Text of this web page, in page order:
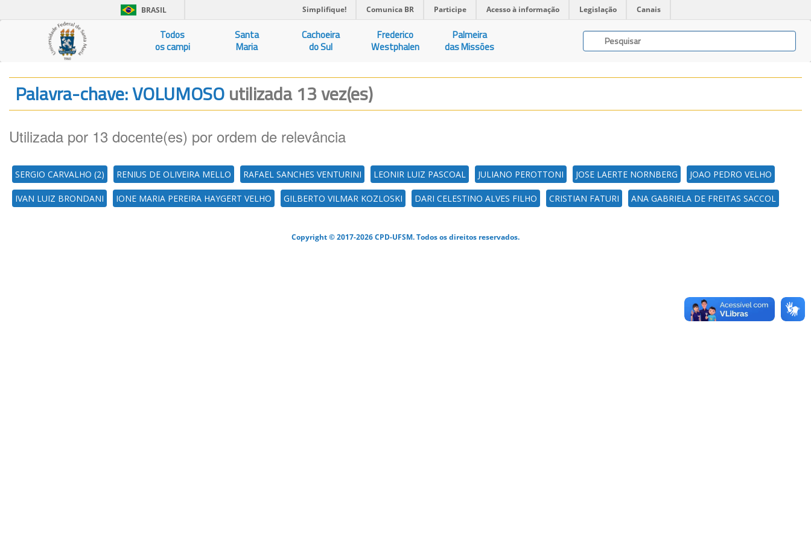
BRASIL Simplifique! Comunica BR Participe Acesso à informação Legislação Canais
Todos
os campi
Santa
Maria
Cachoeira
do Sul
Frederico
Westphalen
Palmeira
das Missões
Palavra-chave: VOLUMOSOutilizada 13 vez(es)
Utilizada por 13 docente(es) por ordem de relevância
SERGIO CARVALHO (2) RENIUS DE OLIVEIRA MELLO RAFAEL SANCHES VENTURINI LEONIR LUIZ PASCOAL JULIANO PEROTTONI JOSE LAERTE NORNBERG JOAO PEDRO VELHO
IVAN LUIZ BRONDANI IONE MARIA PEREIRA HAYGERT VELHO GILBERTO VILMAR KOZLOSKI DARI CELESTINO ALVES FILHO CRISTIAN FATURI ANA GABRIELA DE FREITAS SACCOL
Copyright © 2017-2026 CPD-UFSM. Todos os direitos reservados.